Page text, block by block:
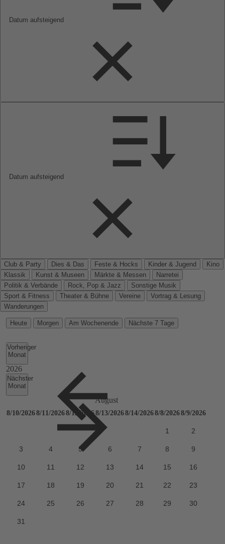
Datum aufsteigend
Datum aufsteigend
Club & Party Dies & Das Feste & Hocks Kinder & Jugend
Kino
Klassik
Kunst & Museen Märkte & Messen
Narretei
Politik & Verbände
Rock, Pop & Jazz
Sonstige Musik
Sport & Fitness
Theater & Bühne Vereine
Vortrag & Lesung
Wanderungen
Heute Morgen Am Wochenende Nächste 7 Tage
Vorheriger
Monat
Nächster
Monat